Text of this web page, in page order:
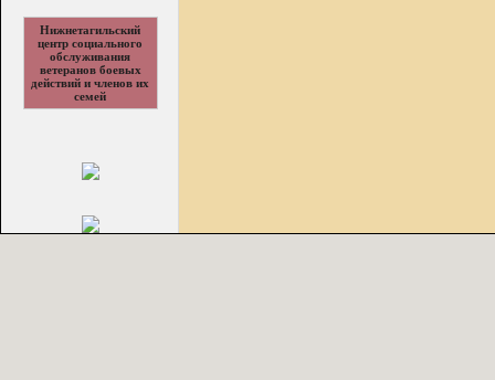
Нижнетагильский
центр социального
обслуживания
ветеранов боевых
действий и членов их
семей